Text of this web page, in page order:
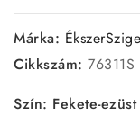
Márka:
Cikkszám: 76311S
Szín: Fekete-ezüst